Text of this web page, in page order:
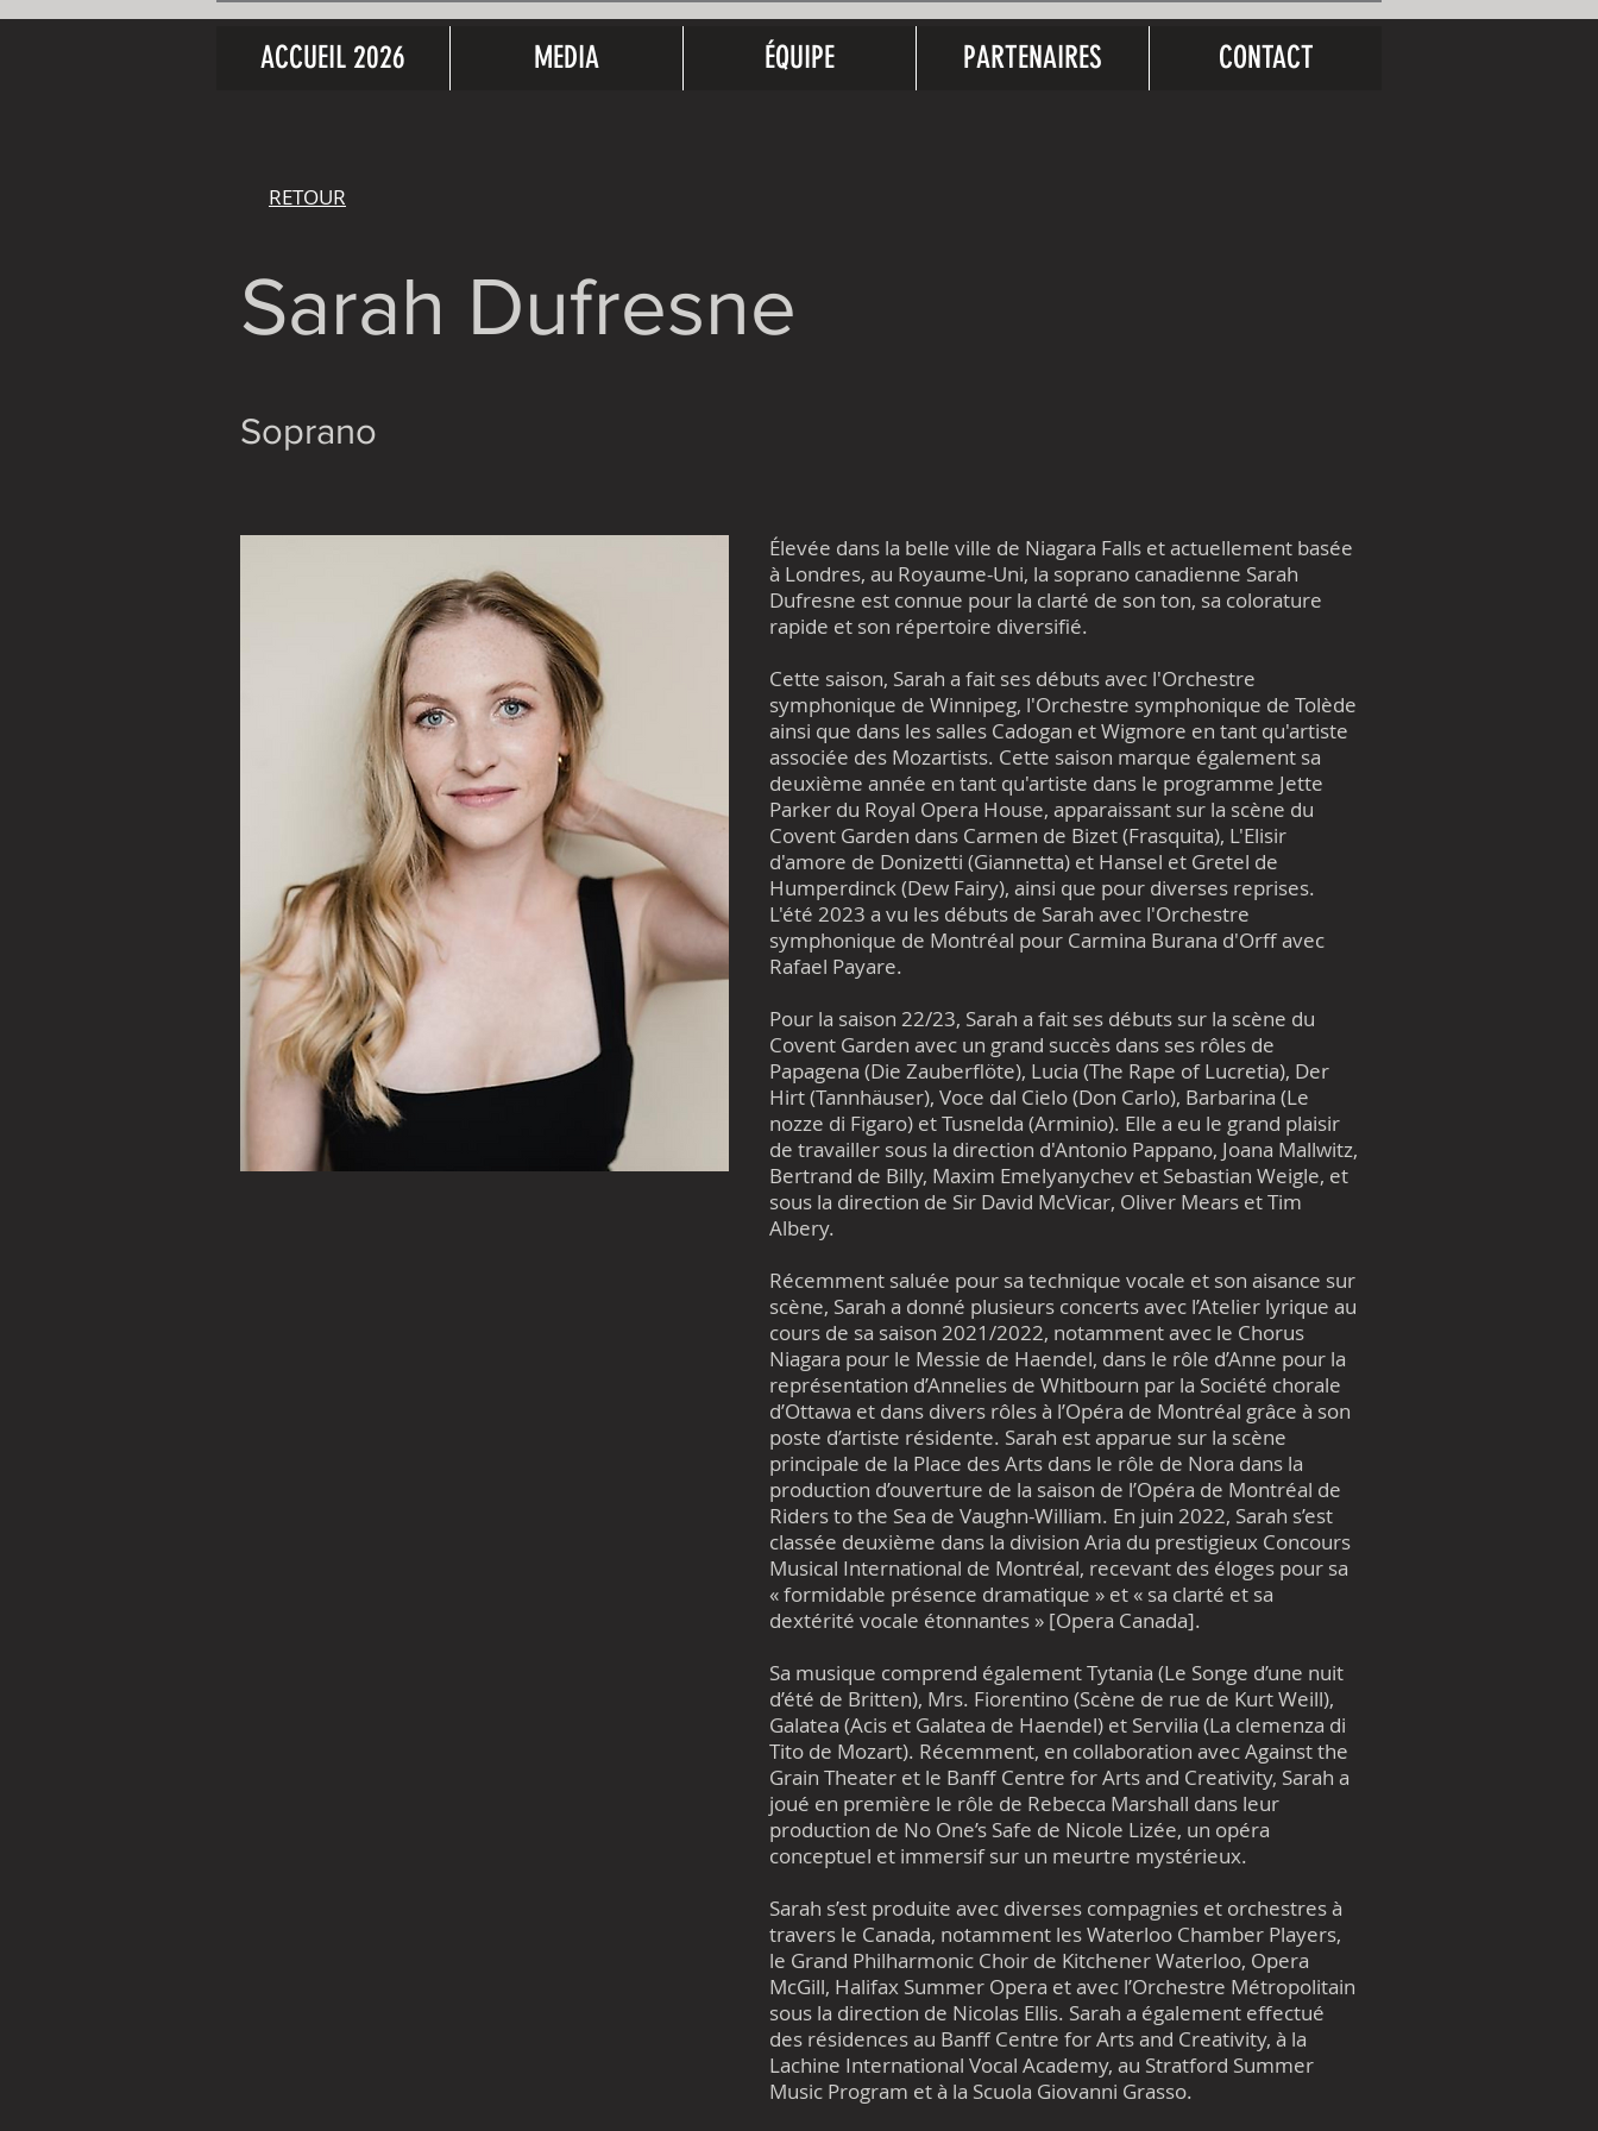
ACCUEIL 2026 MEDIA ÉQUIPE PARTENAIRES CONTACT
Sarah Dufresne
Soprano
RETOUR
Élevée dans la belle ville de Niagara Falls et actuellement basée
à Londres, au Royaume-Uni, la soprano canadienne Sarah
Dufresne est connue pour la clarté de son ton, sa colorature
rapide et son répertoire diversifié.
Cette saison, Sarah a fait ses débuts avec l'Orchestre
symphonique de Winnipeg, l'Orchestre symphonique de Tolède
ainsi que dans les salles Cadogan et Wigmore en tant qu'artiste
associée des Mozartists. Cette saison marque également sa
deuxième année en tant qu'artiste dans le programme Jette
Parker du Royal Opera House, apparaissant sur la scène du
Covent Garden dans Carmen de Bizet (Frasquita), L'Elisir
d'amore de Donizetti (Giannetta) et Hansel et Gretel de
Humperdinck (Dew Fairy), ainsi que pour diverses reprises.
L'été 2023 a vu les débuts de Sarah avec l'Orchestre
symphonique de Montréal pour Carmina Burana d'Orff avec
Rafael Payare.
Pour la saison 22/23, Sarah a fait ses débuts sur la scène du
Covent Garden avec un grand succès dans ses rôles de
Papagena (Die Zauberflöte), Lucia (The Rape of Lucretia), Der
Hirt (Tannhäuser), Voce dal Cielo (Don Carlo), Barbarina (Le
nozze di Figaro) et Tusnelda (Arminio). Elle a eu le grand plaisir
de travailler sous la direction d'Antonio Pappano, Joana Mallwitz,
Bertrand de Billy, Maxim Emelyanychev et Sebastian Weigle, et
sous la direction de Sir David McVicar, Oliver Mears et Tim
Albery.
Récemment saluée pour sa technique vocale et son aisance sur
scène, Sarah a donné plusieurs concerts avec l’Atelier lyrique au
cours de sa saison 2021/2022, notamment avec le Chorus
Niagara pour le Messie de Haendel, dans le rôle d’Anne pour la
représentation d’Annelies de Whitbourn par la Société chorale
d’Ottawa et dans divers rôles à l’Opéra de Montréal grâce à son
poste d’artiste résidente. Sarah est apparue sur la scène
principale de la Place des Arts dans le rôle de Nora dans la
production d’ouverture de la saison de l’Opéra de Montréal de
Riders to the Sea de Vaughn-William. En juin 2022, Sarah s’est
classée deuxième dans la division Aria du prestigieux Concours
Musical International de Montréal, recevant des éloges pour sa
« formidable présence dramatique » et « sa clarté et sa
dextérité vocale étonnantes » [Opera Canada].
Sa musique comprend également Tytania (Le Songe d’une nuit
d’été de Britten), Mrs. Fiorentino (Scène de rue de Kurt Weill),
Galatea (Acis et Galatea de Haendel) et Servilia (La clemenza di
Tito de Mozart). Récemment, en collaboration avec Against the
Grain Theater et le Banff Centre for Arts and Creativity, Sarah a
joué en première le rôle de Rebecca Marshall dans leur
production de No One’s Safe de Nicole Lizée, un opéra
conceptuel et immersif sur un meurtre mystérieux.
Sarah s’est produite avec diverses compagnies et orchestres à
travers le Canada, notamment les Waterloo Chamber Players,
le Grand Philharmonic Choir de Kitchener Waterloo, Opera
McGill, Halifax Summer Opera et avec l’Orchestre Métropolitain
sous la direction de Nicolas Ellis. Sarah a également effectué
des résidences au Banff Centre for Arts and Creativity, à la
Lachine International Vocal Academy, au Stratford Summer
Music Program et à la Scuola Giovanni Grasso.